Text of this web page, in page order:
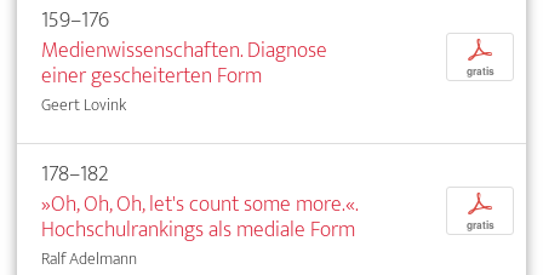
159–176
Medienwissenschaften. Diagnose
einer gescheiterten Form
Geert Lovink
p
gratis
178–182
»Oh, Oh, Oh, let's count some more.«.
Hochschulrankings als mediale Form
Ralf Adelmann
p
gratis